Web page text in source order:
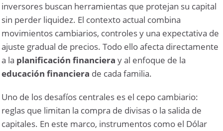
inversores buscan herramientas que protejan su capital
sin perder liquidez. El contexto actual combina
movimientos cambiarios, controles y una expectativa de
ajuste gradual de precios. Todo ello afecta directamente
a la planificación financiera y al enfoque de la
educación financiera de cada familia.
Uno de los desafíos centrales es el cepo cambiario:
reglas que limitan la compra de divisas o la salida de
capitales. En este marco, instrumentos como el Dólar